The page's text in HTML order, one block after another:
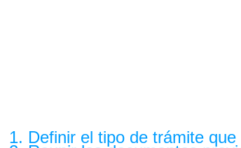
Definir el tipo de trámite